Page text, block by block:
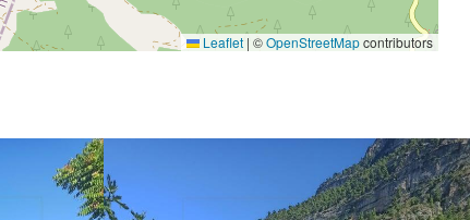
Leaflet | ©OpenStreetMapcontributors